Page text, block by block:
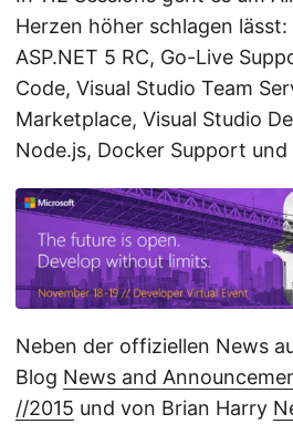
Herzen höher schlagen lässt:
ASP.NET 5 RC, Go-Live
Code, Visual Studio Team
Marketplace, Visual Studio
Node.js, Docker Support und
Neben der offiziellen News
Blog News and
//2015 und von Brian Harry